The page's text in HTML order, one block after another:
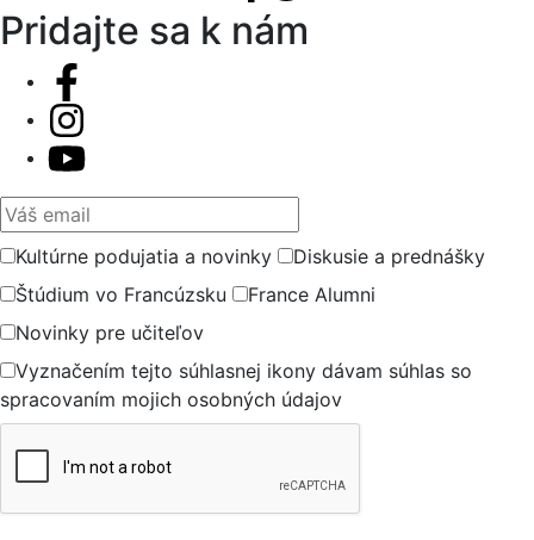
Pridajte sa k nám
Váš email
Kultúrne podujatia a novinky
Diskusie a prednášky
Štúdium vo Francúzsku
France Alumni
Novinky pre učiteľov
Vyznačením tejto súhlasnej ikony dávam súhlas so
spracovaním mojich osobných údajov